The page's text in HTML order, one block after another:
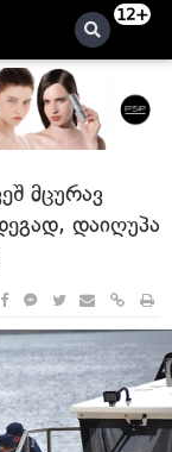
12+
მცურავ
დაიღუპა